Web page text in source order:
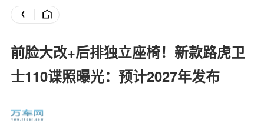
前脸大改+后排独立座椅！新款路虎卫
士110谍照曝光：预计2027年发布